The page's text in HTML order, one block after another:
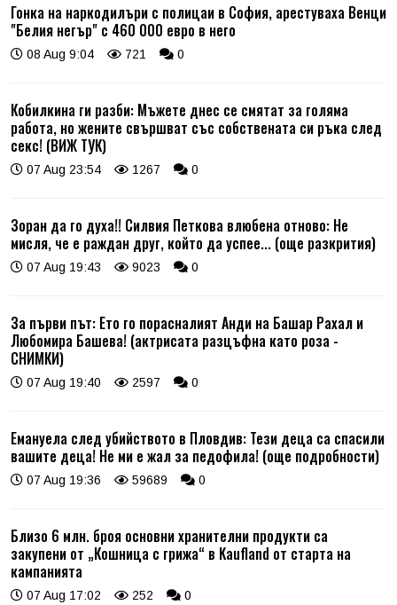
Гонка на наркодилъри с полицаи в София, арестуваха Венци
"Белия негър" с 460 000 евро в него
08 Aug 9:04 721 0
Кобилкина ги разби: Мъжете днес се смятат за голяма
работа, но жените свършват със собствената си ръка след
секс! (ВИЖ ТУК)
07 Aug 23:54 1267 0
Зоран да го духа!! Силвия Петкова влюбена отново: Не
мисля, че е раждан друг, който да успее... (още разкрития)
07 Aug 19:43 9023 0
За първи път: Ето го порасналият Анди на Башар Рахал и
Любомира Башева! (актрисата разцъфна като роза -
СНИМКИ)
07 Aug 19:40 2597 0
Емануела след убийството в Пловдив: Тези деца са спасили
вашите деца! Не ми е жал за педофила! (още подробности)
07 Aug 19:36 59689 0
Близо 6 млн. броя основни хранителни продукти са
закупени от „Кошница с грижа“ в Kaufland от старта на
кампанията
07 Aug 17:02 252 0